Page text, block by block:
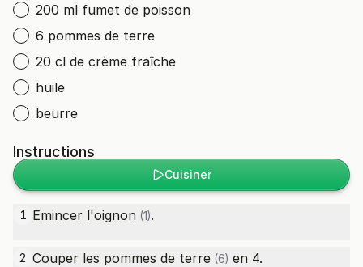
200 ml fumet de poisson
6 pommes de terre
20 cl de crème fraîche
huile
beurre
Instructions
Cuisiner
1 Emincer l'oignon (1).
2 Couper les pommes de terre (6) en 4.